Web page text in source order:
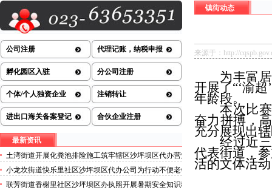
公司注册 代理记账，纳税申报
孵化园区入驻 分公司注册
个体/个人独资企业 注销转让
进出口海关备案登记 合伙企业注册
最新资讯
土湾街道开展化粪池排险施工筑牢辖区沙坪坝区代办营业
执照安全防线
小龙坎街道快乐里社区沙坪坝区代办公司为行动不便老年
人做生成认证
联芳街道香榭里社区沙坪坝区办执照开展暑期安全知识科
镇街动态
来源于：http://
为丰富
开展了“‘渝超
年龄段。
本次比
奋力拼搏，
充分展现出
经过近
代表街道，
活的文体活